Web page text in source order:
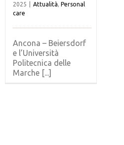
2025
Attualità Personal
care
Ancona – Beiersdorf
e l’Università
Politecnica delle
Marche [...]